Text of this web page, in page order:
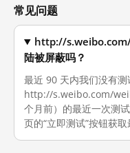
常见问题
http://
陆被屏蔽吗？
最近 90 天内我们没有测
http://s.weibo.com/
个月前）的最近一次测
页的“立即测试”按钮获取